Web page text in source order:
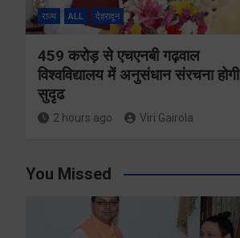
राज्य ALL देहरादून
459 करोड़ से एचएनबी गढ़वाल
विश्वविद्यालय में अनुसंधान संरचना होगी
सुदृढ
2 hours ago Viri Gairola
You Missed